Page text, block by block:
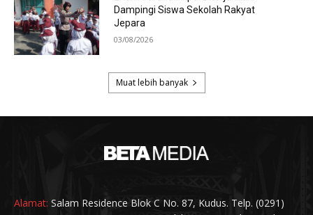
Alamat: Salam Residence Blok C No. 87, Kudus. Telp. (0291)